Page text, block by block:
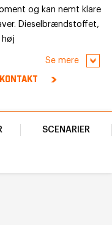
og kan nemt klare
Dieselbrændstoffet,
høj
ideel til lange timer
Se mere
SCENARIER